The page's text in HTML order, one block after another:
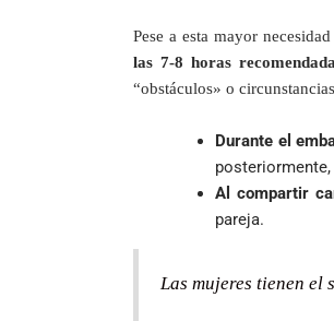
Pese a esta mayor
las 7-8 horas
“obstáculos» o
Durante el
Al compartir
pareja.
Las mujeres tienen el